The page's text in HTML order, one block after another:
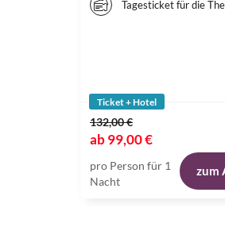
Tagesticket für die
Ticket + Hotel
132,00 €
ab99,00 €
pro Person für 1
Nacht
zum